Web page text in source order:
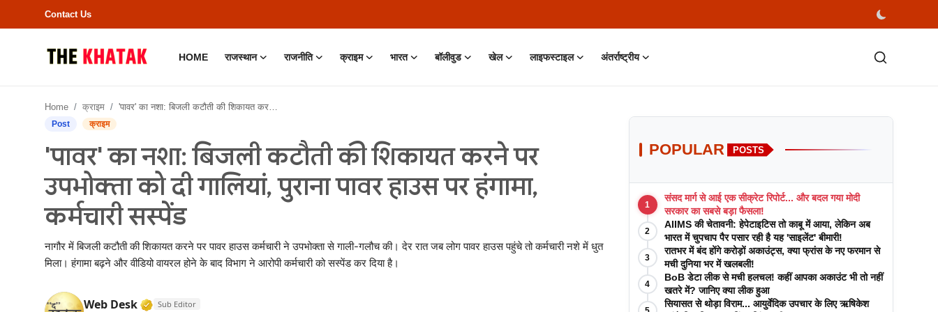
Contact Us
HOME राजस्थान राजनीति क्राइम भारत बॉलीवुड खेल लाइफस्टाइल अंतर्राष्ट्रीय
Contact Us
राजनीति
Home क्राइम 'पावर' का नशा: बिजली कटौती की शिकायत करने पर उपभोक्ता को दी गालियां, पुराना पावर हाउस पर हंगामा, कर्मचारी सस्पेंड
Post क्राइम
'पावर' का नशा: बिजली कटौती की शिकायत करने पर
उपभोक्ता को दी गालियां, पुराना पावर हाउस पर हंगामा,
कर्मचारी सस्पेंड
नागौर में बिजली कटौती की शिकायत करने पर पावर हाउस कर्मचारी ने उपभोक्ता से गाली-गलौच की। देर रात जब लोग पावर हाउस पहुंचे तो कर्मचारी नशे में धुत
मिला। हंगामा बढ़ने और वीडियो वायरल होने के बाद विभाग ने आरोपी कर्मचारी को सस्पेंड कर दिया है।
Web Desk Verified Media or Organization • 11 Jun, 2026
Sub Editor
POPULAR POSTS
1
संसद मार्ग से आई एक सीक्रेट रिपोर्ट... और बदल गया मोदी
सरकार का सबसे बड़ा फैसला!
2
AIIMS की चेतावनी: हेपेटाइटिस तो काबू में आया, लेकिन अब
भारत में चुपचाप पैर पसार रही है यह 'साइलेंट' बीमारी!
3
रातभर में बंद होंगे करोड़ों अकाउंट्स, क्या फ्रांस के नए फरमान से
मची दुनिया भर में खलबली!
4
BoB डेटा लीक से मची हलचल! कहीं आपका अकाउंट भी तो नहीं
खतरे में? जानिए क्या लीक हुआ
सियासत से थोड़ा विराम... आयुर्वेदिक उपचार के लिए ऋषिकेश